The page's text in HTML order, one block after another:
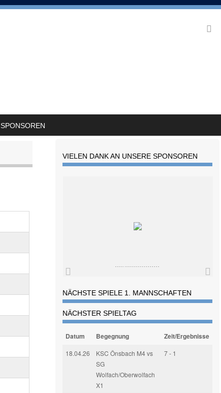
SPONSOREN
VIELEN DANK AN UNSERE SPONSOREN
NÄCHSTE SPIELE 1. MANNSCHAFTEN
NÄCHSTER SPIELTAG
Datum Begegnung Zeit/Ergebnisse
18.04.26
KSC Önsbach M4 vs
SG
Wolfach/Oberwolfach
X1
7 - 1